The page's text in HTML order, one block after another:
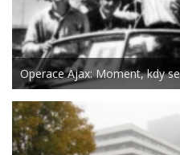
Operace Ajax: Moment, kdy